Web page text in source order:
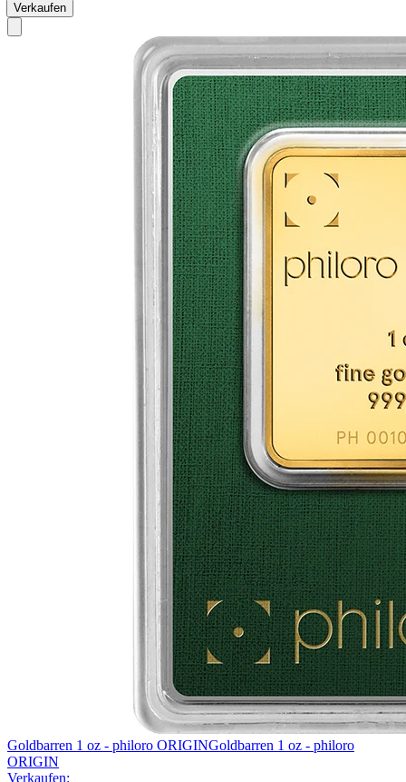
Verkaufen
Goldbarren 1 oz - philoro ORIGINGoldbarren 1 oz - philoro
ORIGIN
Verkaufen: